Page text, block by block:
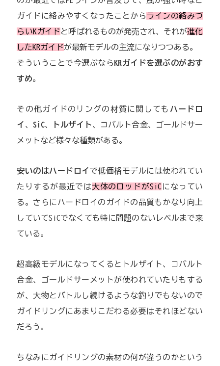
ガイドに絡みやすくなったことからラインの絡みづ
らいKガイド と呼ばれるものが発売され、それが進化
したKRガイドが最新モデルの主流になりつつある。
そういうことで今選ぶなら KRガイドを選ぶのがおす
すめ。
その他ガイドのリングの材質に関しても ハードロ
イ 、 SiC、 トルザイト、コバルト合金、ゴールドサー
メットなど様々な種類がある。
安いのはハードロイ で低価格モデルには使われてい
たりするが最近では大体のロッドがSiC になってい
る。さらにハードロイのガイドの品質もかなり向上
していてSiCでなくても特に問題のないレベルまで来
ている。
超高級モデルになってくるとトルザイト、コバルト
合金、ゴールドサーメットが使われていたりもする
が、大物とバトルし続けるような釣りでもないので
ガイドリングにあまりこだわる必要はそれほどない
だろう。
ちなみにガイドリングの素材の何が違うのかという